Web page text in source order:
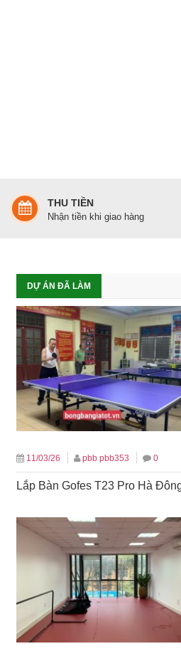
THU TIỀN
Nhận tiền khi giao hàng
DỰ ÁN ĐÃ LÀM
11/03/26 pbb pbb353 0
Lắp Bàn Gofes T23 Pro Hà